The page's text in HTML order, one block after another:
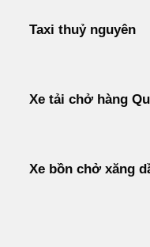
Taxi thuỷ nguyên
Xe tải chở hàng
Xe bồn chở xăng